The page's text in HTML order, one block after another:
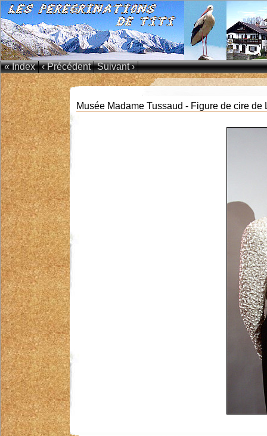
« Index ‹ Précédent Suivant ›
Musée Madame Tussaud - Figure de cire de